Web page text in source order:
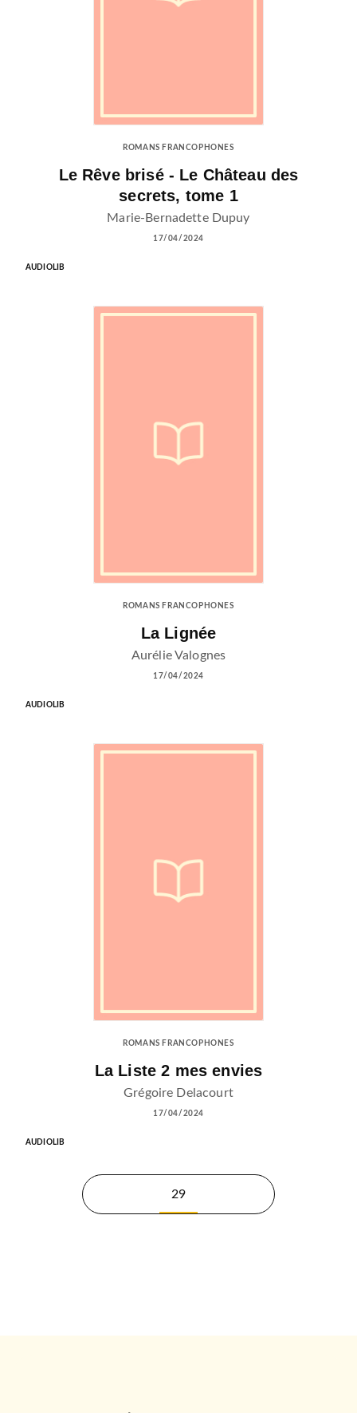
ROMANS FRANCOPHONES
Le Rêve brisé - Le Château des
secrets, tome 1
Marie-Bernadette Dupuy
17/04/2024
AUDIOLIB
ROMANS FRANCOPHONES
La Lignée
Aurélie Valognes
17/04/2024
AUDIOLIB
ROMANS FRANCOPHONES
La Liste 2 mes envies
Grégoire Delacourt
17/04/2024
AUDIOLIB
29